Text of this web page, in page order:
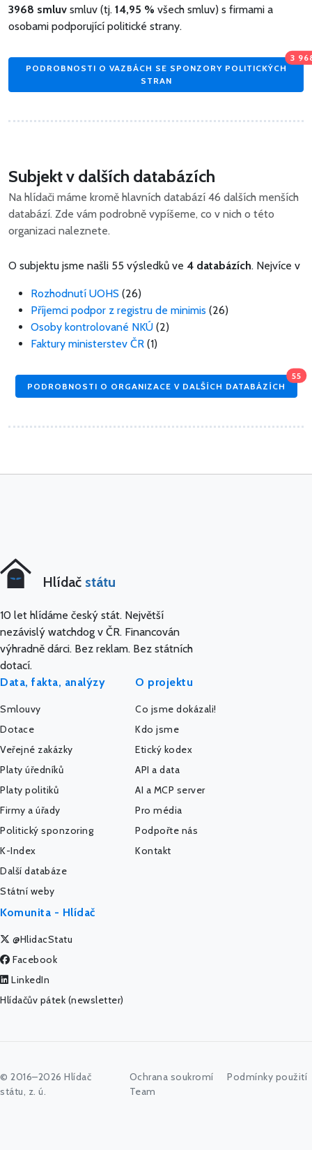
3968 smluv smluv (tj. 14,95 % všech smluv) s firmami a
osobami podporující politické strany.
PODROBNOSTI O VAZBÁCH SE SPONZORY POLITICKÝCH
STRAN
3
Subjekt v dalších databázích
Na hlídači máme kromě hlavních databází 46 dalších menších
databází. Zde vám podrobně vypíšeme, co v nich o této
organizaci naleznete.
O subjektu jsme našli 55 výsledků ve 4 databázích. Nejvíce v
Rozhodnutí UOHS (26)
Příjemci podpor z registru de minimis (26)
Osoby kontrolované NKÚ (2)
Faktury ministerstev ČR (1)
PODROBNOSTI O ORGANIZACE V DALŠÍCH DATABÁZÍCH
55
Hlídač státu
10 let hlídáme český stát. Největší
nezávislý watchdog v ČR. Financován
výhradně dárci. Bez reklam. Bez státních
dotací.
Data, fakta, analýzy
Smlouvy
Dotace
Veřejné zakázky
Platy úředníků
Platy politiků
Firmy a úřady
Politický sponzoring
K-Index
Další databáze
Státní weby
O projektu
Co jsme dokázali!
Kdo jsme
Etický kodex
API a data
AI a MCP server
Pro média
Podpořte nás
Kontakt
Komunita - Hlídač
@HlidacStatu
Facebook
LinkedIn
Hlídačův pátek (newsletter)
© 2016–2026 Hlídač
státu, z. ú.
Ochrana soukromí
Podmínky použití
Team